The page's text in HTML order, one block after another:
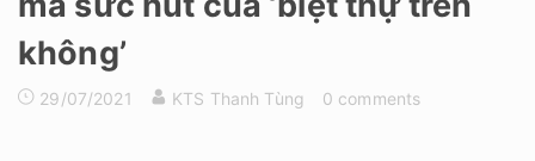
không’
29/07/2021 KTS Thanh Tùng 0 comments